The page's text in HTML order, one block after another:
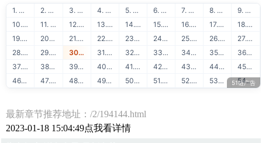
1. ★明星趣事★ 2. 51链友链交换 3. 51链流量联盟 4. 51学堂在线学习 5. 88API保单识别 6. 51链免费交换 7. 51学堂免费课程 8. 88API发票识别
9. 51链买卖友链
10. 51学堂编程教程
11. 88API身份证识别 12. 51链泛目录出租 13. 51学堂SEO教程 14. 88API银行卡识别 15. 51链网站出售 16. 51学堂建站教程 17. 88API名片识别
18. 51链广告联盟
19. 51学堂精品推荐
20. 88API营业执照识别 21. 51链出租广告位 22. 51链站长赚钱 23. 51学堂运营干货 24. 88API行驶证识别 25. 51链软文出售 26. 51链流量出售
27. 88API驾驶证识别
28. 51链图文广告
29. 51链购买友链 30. 88API车牌号识别 31. 51链免费换链 32. 51链网站目录 33. 88API车架号识别 34. 51链网站转让 35. 51链软文外链
36. 88API通用文本识别
37. 51链网站排行
38. 51链友链检测 39. 88API二维码识别 40. 51学堂Java教程 41. 51学堂Python教程 42. 88API快递地址解析 43. 51学堂Golang教程 44. 51学堂前端开发
45. 88API OCR识别
46. 51学堂AI人工智能
47. 51学堂云计算运维 48. 51学堂出售源码 49. 51学堂SVIP会员 50. 51学堂IT教程 51. 51学堂大数据 52. 51链友链交换 53. 51链流量联盟 54. 51学堂在线学习
51链广告
最新章节推荐地址：/2/194144.html
2023-01-18 15:04:49点我看详情